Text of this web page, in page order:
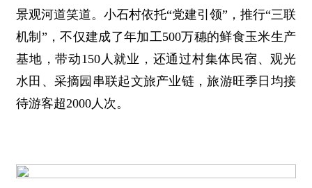
景观河道笑道。小石村依托“党建引领”，推行“三联
机制”，不仅建成了年加工500万穗的鲜食玉米生产
基地，带动150人就业，还通过村集体民宿、观光
水田、采摘园串联起文旅产业链，旅游旺季日均接
待游客超2000人次。